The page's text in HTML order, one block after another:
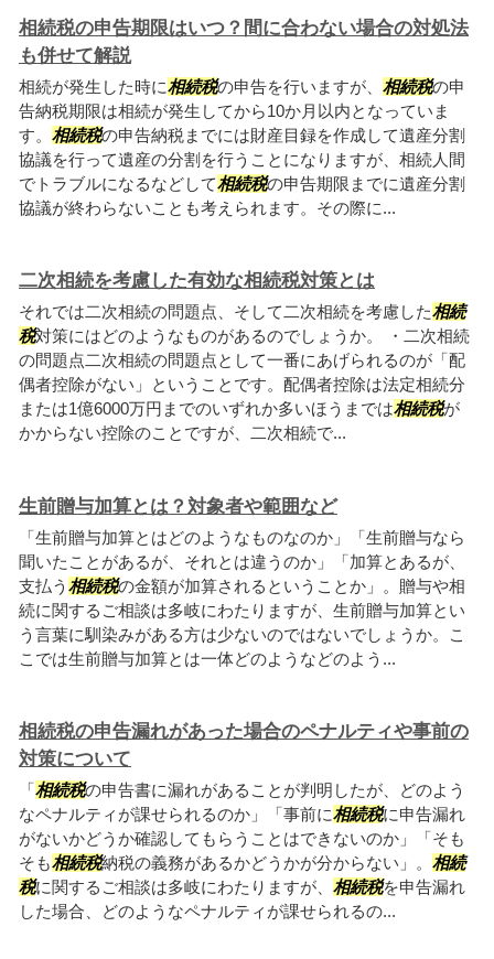
相続税の申告期限はいつ？間に合わない場合の対処法
も併せて解説
相続が発生した時に相続税の申告を行いますが、 相続税の申
告納税期限は相続が発生してから10か月以内となっていま
す。 相続税の申告納税までには財産目録を作成して遺産分割
協議を行って遺産の分割を行うことになりますが、相続人間
でトラブルになるなどして相続税の申告期限までに遺産分割
協議が終わらないことも考えられます。その際に...
二次相続を考慮した有効な相続税対策とは
それでは二次相続の問題点、そして二次相続を考慮した相続
税対策にはどのようなものがあるのでしょうか。 ・二次相続
の問題点二次相続の問題点として一番にあげられるのが「配
偶者控除がない」ということです。配偶者控除は法定相続分
または1億6000万円までのいずれか多いほうまでは相続税が
かからない控除のことですが、二次相続で...
生前贈与加算とは？対象者や範囲など
「生前贈与加算とはどのようなものなのか」「生前贈与なら
聞いたことがあるが、それとは違うのか」「加算とあるが、
支払う 相続税の金額が加算されるということか」。贈与や相
続に関するご相談は多岐にわたりますが、生前贈与加算とい
う言葉に馴染みがある方は少ないのではないでしょうか。こ
こでは生前贈与加算とは一体どのようなどのよう...
相続税の申告漏れがあった場合のペナルティや事前の
対策について
「相続税の申告書に漏れがあることが判明したが、どのよう
なペナルティが課せられるのか」「事前に相続税に申告漏れ
がないかどうか確認してもらうことはできないのか」「そも
そも相続税納税の義務があるかどうかが分からない」。 相続
税に関するご相談は多岐にわたりますが、 相続税を申告漏れ
した場合、どのようなペナルティが課せられるの...